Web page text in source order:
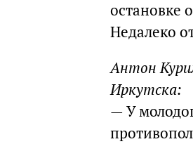
остановке
Недалеко
Антон
Иркутска:
— У